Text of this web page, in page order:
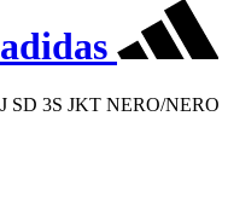
adidas
J SD 3S JKT NERO/NERO